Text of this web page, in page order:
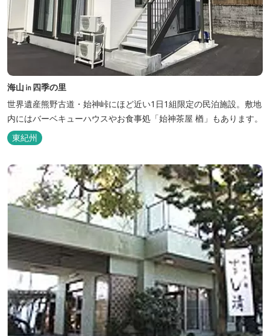
海山㏌四季の里
世界遺産熊野古道・始神峠にほど近い1日1組限定の民泊施設。敷地
内にはバーベキューハウスやお食事処「始神茶屋 楢」もあります。
東紀州